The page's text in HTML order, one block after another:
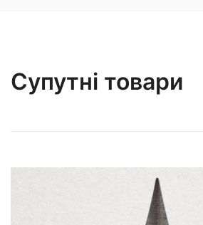
Супутні товари